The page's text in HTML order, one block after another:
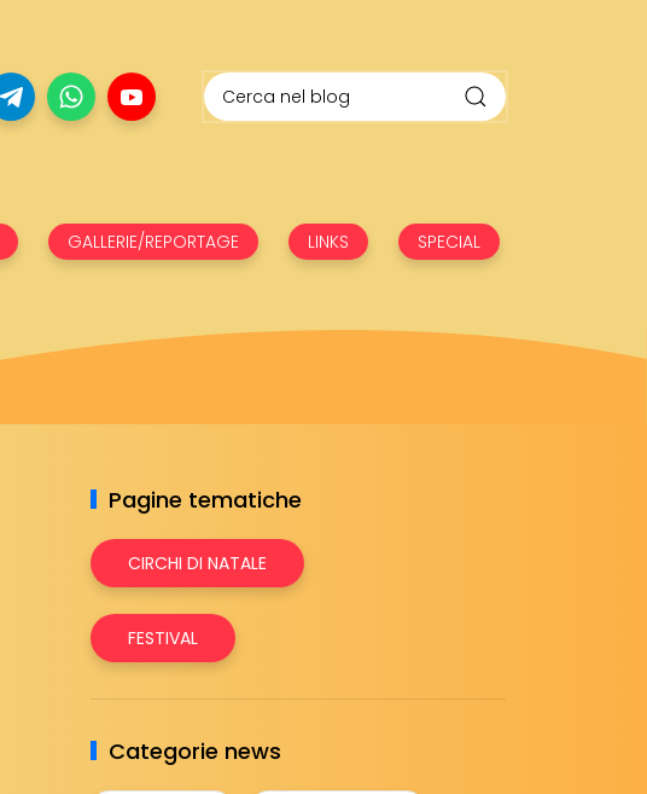
GALLERIE/REPORTAGE LINKS SPECIAL
Pagine tematiche
CIRCHI DI NATALE
FESTIVAL
Categorie news